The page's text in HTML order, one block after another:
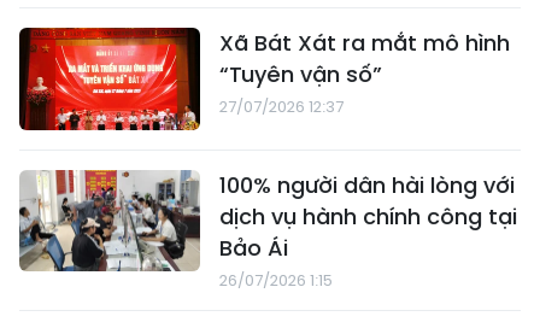
Xã Bát Xát ra mắt mô hình
“Tuyên vận số”
27/07/2026 12:37
100% người dân hài lòng với
dịch vụ hành chính công tại
Bảo Ái
26/07/2026 1:15